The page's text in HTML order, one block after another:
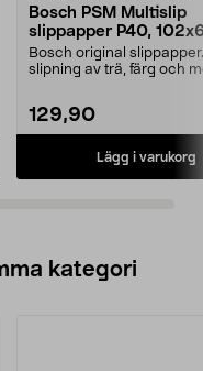
Bosch PSM Multislip
slippapper P40,
mm, 10-pack
Bosch original
slipning av trä, färg och
129,90
Lägg i varukorg
kategori